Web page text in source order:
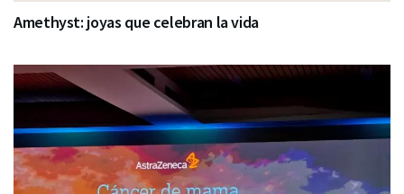
Amethyst: joyas que celebran la vida